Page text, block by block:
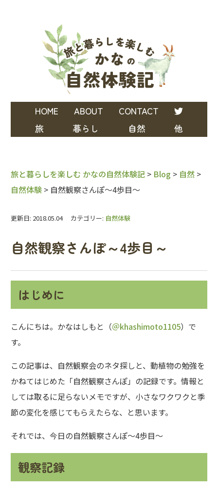
HOME ABOUT
CONTACT
旅
暮らし 自然 他
旅と暮らしを楽しむ かなの自然体験記 > Blog > 自然 >
自然体験 > 自然観察さんぽ～4歩目～
更新日: 2018.05.04 カテゴリー: 自然体験
自然観察さんぽ～4歩目～
はじめに
こんにちは。かなはしもと（＠khashimoto1105）で
す。
この記事は、自然観察会のネタ探しと、動植物の勉強を
かねてはじめた「自然観察さんぽ」の記録です。情報と
しては取るに足らないメモですが、小さなワクワクと季
節の変化を感じてもらえたらな、と思います。
それでは、今日の自然観察さんぽ～4歩目～
観察記録